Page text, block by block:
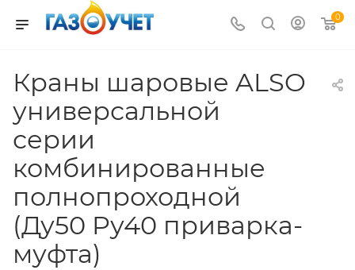
0
Краны шаровые ALSO
универсальной
серии
комбинированные
полнопроходной
(Ду50 Pу40 приварка-
муфта)